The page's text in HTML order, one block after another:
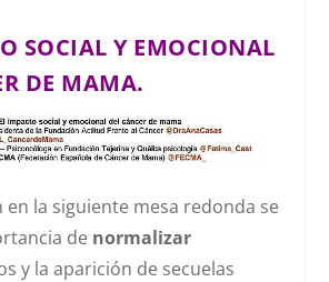
SOCIAL Y EMOCIONAL
DE MAMA.
la siguiente mesa redonda se
de normalizar
y la aparición de secuelas